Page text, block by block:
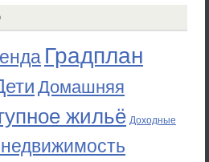
Градплан
Домашняя
жильё Доходные